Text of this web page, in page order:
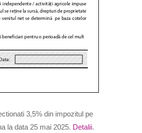
3,5% din impozitul pe
la data 25 mai 2025. Detalii.